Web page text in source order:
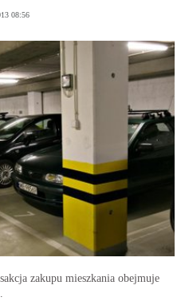
08:56
zakupu mieszkania obejmuje